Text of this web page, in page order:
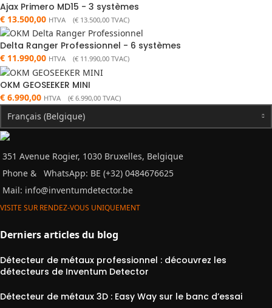
Ajax Primero MD15 - 3 systèmes
€ 13.500,00 HTVA (€ 13.500,00 TVAC)
Delta Ranger Professionnel - 6 systèmes
€ 11.990,00 HTVA (€ 11.990,00 TVAC)
OKM GEOSEEKER MINI
€ 6.990,00 HTVA (€ 6.990,00 TVAC)
Français (Belgique)
351 Avenue Rogier, 1030 Bruxelles, Belgique
Phone &
WhatsApp: BE (+32) 0484676625
Mail: info@inventumdetector.be
VISITE SUR RENDEZ-VOUS UNIQUEMENT
Derniers articles du blog
Détecteur de métaux professionnel : découvrez les
détecteurs de Inventum Detector
Détecteur de métaux 3D : Easy Way sur le banc d’essai